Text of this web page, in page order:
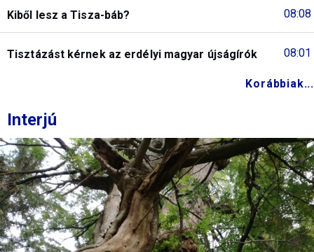
08:08
Kiből lesz a Tisza-báb?
08:01
Tisztázást kérnek az erdélyi magyar újságírók
Korábbiak...
Interjú